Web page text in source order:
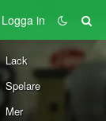
Logga in
Lack
Spelare
Mer